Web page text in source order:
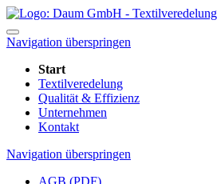
Navigation überspringen
Start
Textilveredelung
Qualität & Effizienz
Unternehmen
Kontakt
Navigation überspringen
AGB (PDF)